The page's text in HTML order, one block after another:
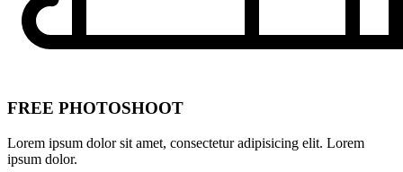
FREE PHOTOSHOOT
Lorem ipsum dolor sit amet, consectetur adipisicing elit. Lorem
ipsum dolor.